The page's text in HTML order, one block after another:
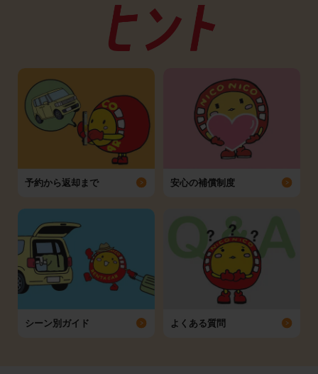
予約から返却まで 安心の補償制度
シーン別ガイド よくある質問